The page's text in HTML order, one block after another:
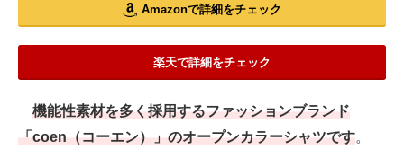
Amazonで詳細をチェック
楽天で詳細をチェック
機能性素材を多く採用するファッションブランド
「coen（コーエン）」のオープンカラーシャツです。